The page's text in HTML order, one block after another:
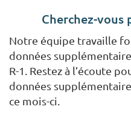
Cherchez-vous
Notre équipe travaille
données
R-1. Restez à l’écoute
données
ce mois-ci.